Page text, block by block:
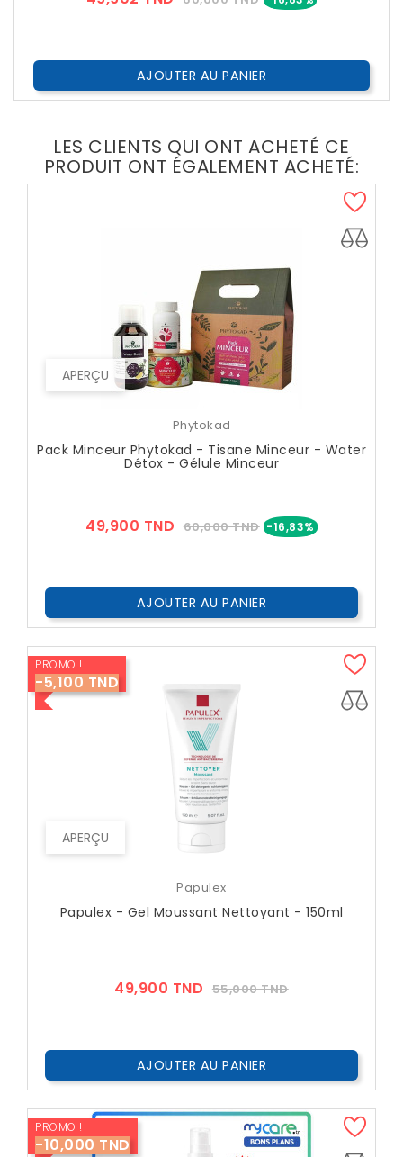
AJOUTER AU PANIER
LES CLIENTS QUI ONT ACHETÉ CE
PRODUIT ONT ÉGALEMENT ACHETÉ:
APERÇU
Phytokad
Pack Minceur Phytokad - Tisane Minceur - Water
Détox - Gélule Minceur
49,900 TND Prix
60,000 TND -16,83% Prix
AJOUTER AU PANIER
APERÇU
PROMO !
-5,100 TND
Papulex
Papulex - Gel Moussant Nettoyant - 150ml
49,900 TND Prix
55,000 TNDPrix
AJOUTER AU PANIER
PROMO !
-10,000 TND